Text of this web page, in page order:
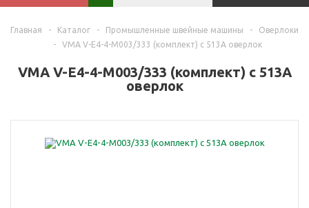
Поиск по сайту
Главная - Каталог - Промышленные швейные машины -
Оверлоки
-
VMA V-Е4-4-М003/333 (комплект) с 513А оверлок
VMA V-Е4-4-М003/333 (комплект) с 513А
оверлок